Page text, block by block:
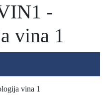
-
vina 1
vina 1